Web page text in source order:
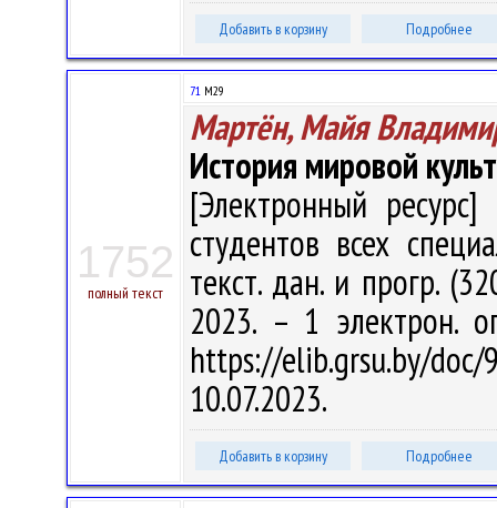
Добавить в корзину Подробнее
1752
полный текст
71 М29
Мартён, Майя
История мировой
[Электронный
студентов всех
текст. дан. и прогр.
2023. – 1 электрон.
https://elib.grsu.by/
10.07.2023.
Добавить в корзину Подробнее